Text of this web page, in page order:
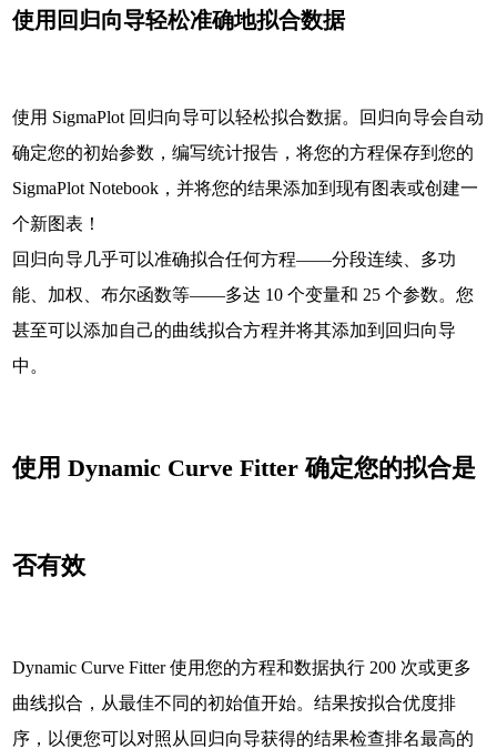
使用回归向导轻松准确地拟合数据
使用 SigmaPlot 回归向导可以轻松拟合数据。回归向导会自动
确定您的初始参数，编写统计报告，将您的方程保存到您的
SigmaPlot Notebook，并将您的结果添加到现有图表或创建一
个新图表！
回归向导几乎可以准确拟合任何方程——分段连续、多功
能、加权、布尔函数等——多达 10 个变量和 25 个参数。您
甚至可以添加自己的曲线拟合方程并将其添加到回归向导
中。
使用 Dynamic Curve Fitter 确定您的拟合是
否有效
Dynamic Curve Fitter 使用您的方程和数据执行 200 次或更多
曲线拟合，从最佳不同的初始值开始。结果按拟合优度排
序，以便您可以对照从回归向导获得的结果检查排名最高的